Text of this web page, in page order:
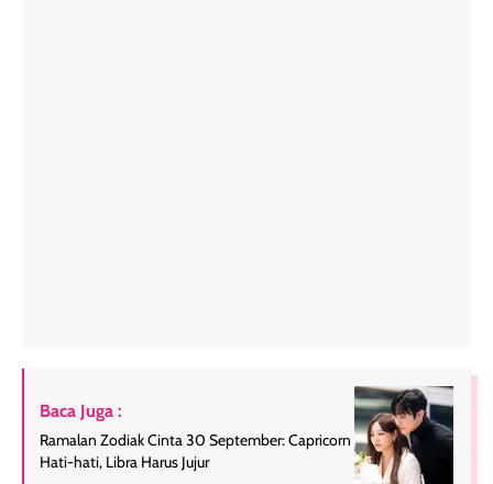
Baca Juga :
Ramalan Zodiak Cinta 30 September: Capricorn
Hati-hati, Libra Harus Jujur